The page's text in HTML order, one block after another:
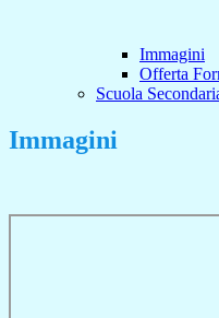
Immagini
Offerta
Scuola
Immagini